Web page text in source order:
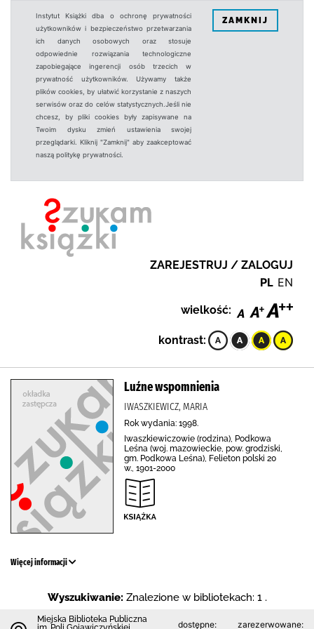
Instytut Książki dba o ochronę prywatności
użytkowników i bezpieczeństwo przetwarzania
ich danych osobowych oraz stosuje
odpowiednie rozwiązania technologiczne
zapobiegające ingerencji osób trzecich w
prywatność użytkowników. Używamy także
plików cookies, by ułatwić korzystanie z naszych
serwisów oraz do celów statystycznych.Jeśli nie
chcesz, by pliki cookies były zapisywane na
Twoim dysku zmień ustawienia swojej
przeglądarki. Kliknij "Zamknij" aby zaakceptować
naszą politykę prywatności.
ZAMKNIJ
ZAREJESTRUJ / ZALOGUJ
PL EN
wielkość:
kontrast:
Luźne wspomnienia
IWASZKIEWICZ, MARIA
Rok wydania: 1998.
Iwaszkiewiczowie (rodzina), Podkowa
Leśna (woj. mazowieckie, pow. grodziski,
gm. Podkowa Leśna), Felieton polski 20
w., 1901-2000
Więcej informacji
Wyszukiwanie: Znalezione w bibliotekach: 1 .
Miejska Biblioteka Publiczna
dostępne: zarezerwowane: